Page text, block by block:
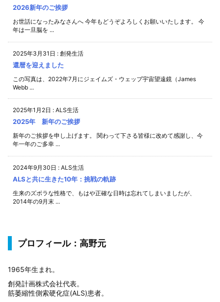
2026新年のご挨拶
お世話になったみなさんへ 今年もどうぞよろしくお願いいたします。 今
年は一旦脳を ...
2025年3月31日 : 創発生活
還暦を迎えました
この写真は、2022年7月にジェイムズ・ウェッブ宇宙望遠鏡（James
Webb ...
2025年1月2日 : ALS生活
2025年 新年のご挨拶
新年のご挨拶を申し上げます。 関わって下さる皆様に改めて感謝し、今
年一年のご多幸 ...
2024年9月30日 : ALS生活
ALSと共に生きた10年：挑戦の軌跡
生来のズボラな性格で、もはや正確な日時は忘れてしまいましたが、
2014年の9月末 ...
プロフィール：高野元
1965年生まれ。
創発計画株式会社代表。
筋萎縮性側索硬化症(ALS)患者。